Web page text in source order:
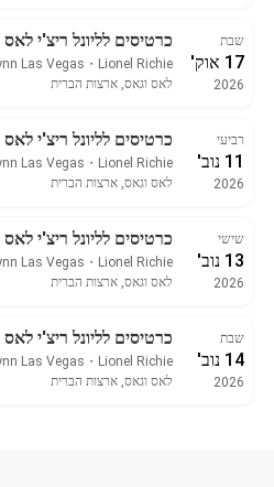
שבת
17 אוק'
2026
כרטיסים לליונל ריצ'י
Lionel Richie
・
Las Vegas
לאס וגאס, ארצות הברית
רביעי
11 נוב'
2026
כרטיסים לליונל ריצ'י
Lionel Richie
・
Las Vegas
לאס וגאס, ארצות הברית
שישי
13 נוב'
2026
כרטיסים לליונל ריצ'י
Lionel Richie
・
Las Vegas
לאס וגאס, ארצות הברית
שבת
14 נוב'
2026
כרטיסים לליונל ריצ'י
Lionel Richie
・
Las Vegas
לאס וגאס, ארצות הברית